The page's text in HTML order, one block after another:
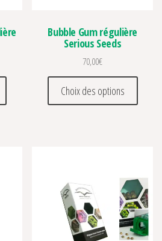
Ce produit a plusieurs variations. Les
Bubble Gum régulière
Serious Seeds
70,00€
Choix des options
Ce